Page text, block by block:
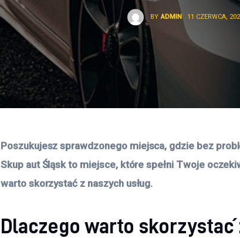
BY ADMIN 11 CZERWCA,
Poszukujesz sprawdzonego miejsca, gdzie bez
Skup aut Śląsk to miejsce, które spełni Twoje
warto skorzystać z naszych usług.
Dlaczego warto skorzystać